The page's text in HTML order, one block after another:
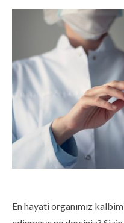
En hayati organımız